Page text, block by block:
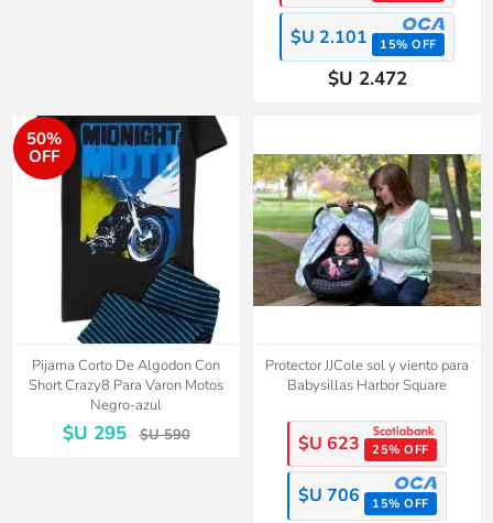
$U 2.101 15% OFF
$U 2.472
50%
OFF
Pijama Corto De Algodon Con
Short Crazy8 Para Varon Motos
Negro-azul
$U 295 $U 590
Protector JJCole sol y viento para
Babysillas Harbor Square
$U 623 25% OFF
$U 706 15% OFF